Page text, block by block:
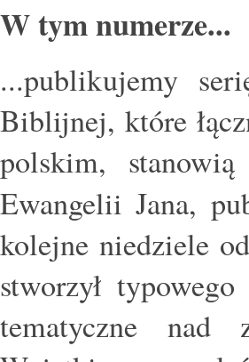
W tym numerze...
...publikujemy
Biblijnej, które
polskim,
Ewangelii Jana,
kolejne niedziele
stworzył
tematyczne nad